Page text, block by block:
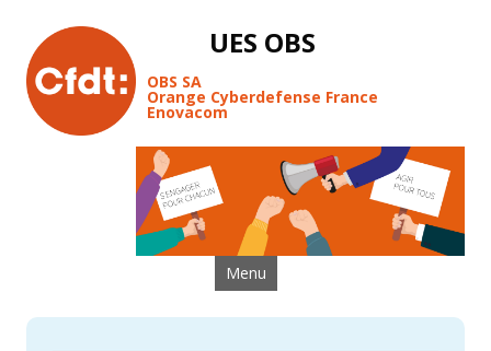
UES OBS
OBS SA
Orange Cyberdefense France
Enovacom
Menu Aller au contenu